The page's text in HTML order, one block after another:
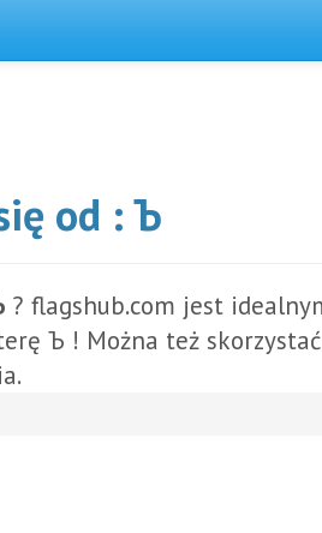
od : Ъ
? flagshub.com jest
Ъ ! Można też